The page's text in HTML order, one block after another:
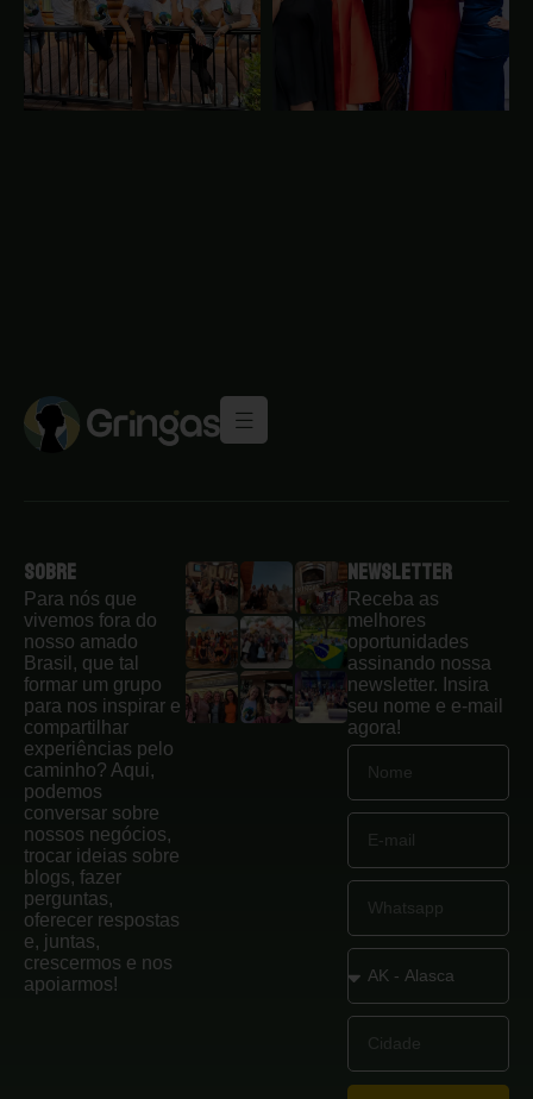
Sobre
Para nós que
vivemos fora do
nosso amado
Brasil, que tal
formar um grupo
para nos inspirar e
compartilhar
experiências pelo
caminho? Aqui,
podemos
conversar sobre
nossos negócios,
trocar ideias sobre
blogs, fazer
perguntas,
oferecer respostas
e, juntas,
crescermos e nos
apoiarmos!
Newsletter
Receba as
melhores
oportunidades
assinando nossa
newsletter. Insira
seu nome e e-mail
agora!